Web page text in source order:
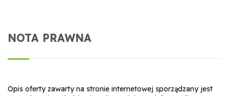
NOTA PRAWNA
Opis oferty zawarty na stronie internetowej sporządzany jest